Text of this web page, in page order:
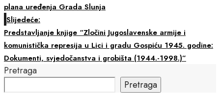
plana uređenja Grada Slunja
Slijedeće:
Predstavljanje knjige “Zločini Jugoslavenske armije i
komunistička represija u Lici i gradu Gospiću 1945. godine:
Dokumenti, svjedočanstva i grobišta (1944.-1998.)”
Pretraga
Pretraga